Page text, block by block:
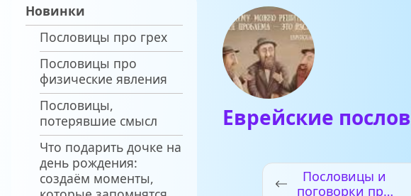
Новинки
Пословицы про грех
Пословицы про
физические явления
Пословицы,
потерявшие смысл
Что подарить дочке на
день рождения:
создаём моменты,
Еврейские
Пословицы и
поговорки про